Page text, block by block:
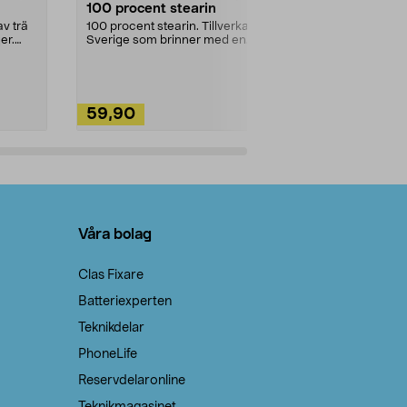
trä
100 procent stearin
100 procent stearin. Tillverkade i
Sverige som brinner med en
59,90
Våra bolag
Clas Fixare
Batteriexperten
Teknikdelar
PhoneLife
Reservdelaronline